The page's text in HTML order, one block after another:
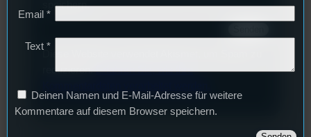
speichern.
reduzieren.Erfahren Sie, wie Ihre
Email *
Text *
Deinen Namen und E-Mail-Adresse für weitere
Kommentare auf diesem Browser speichern.